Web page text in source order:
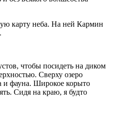
карту неба. На ней Кармин
чтобы посидеть на диком
Сверху озеро
и фауна. Широкое корыто
Сидя на краю, я будто